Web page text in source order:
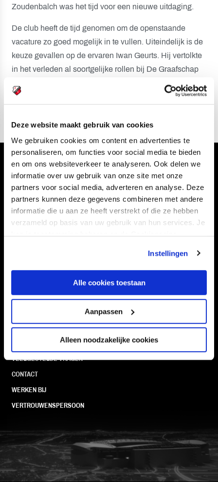
Deze website maakt gebruik van cookies
We gebruiken cookies om content en advertenties te
personaliseren, om functies voor social media te bieden
en om ons websiteverkeer te analyseren. Ook delen we
informatie over uw gebruik van onze site met onze
partners voor social media, adverteren en analyse. Deze
partners kunnen deze gegevens combineren met andere
informatie die u aan ze heeft verstrekt of die ze hebben
verzameld op basis van uw gebruik van hun services. Je
kan je toestemming beheren op de Cookiepagina.
Instellingen
Alle cookies toestaan
Aanpassen
Alleen noodzakelijke cookies
Zoudenbalch was het tijd voor een nieuwe uitdaging.
De club heeft de tijd genomen om de openstaande
vacature zo goed mogelijk in te vullen. Uiteindelijk is de
keuze gevallen op de ervaren Iwan Geurts. Hij vertolkte
in het verleden al soortgelijke rollen bij De Graafschap
en PSV en wil graag de FC Utrecht Academie naar een
volgend niveau brengen.
Volg ons ook via
Navigeer naar
KAARTVERKOOP
VEELGESTELDE VRAGEN
CONTACT
WERKEN BIJ
VERTROUWENSPERSOON
FC Utrecht<br>vanuit<br>het